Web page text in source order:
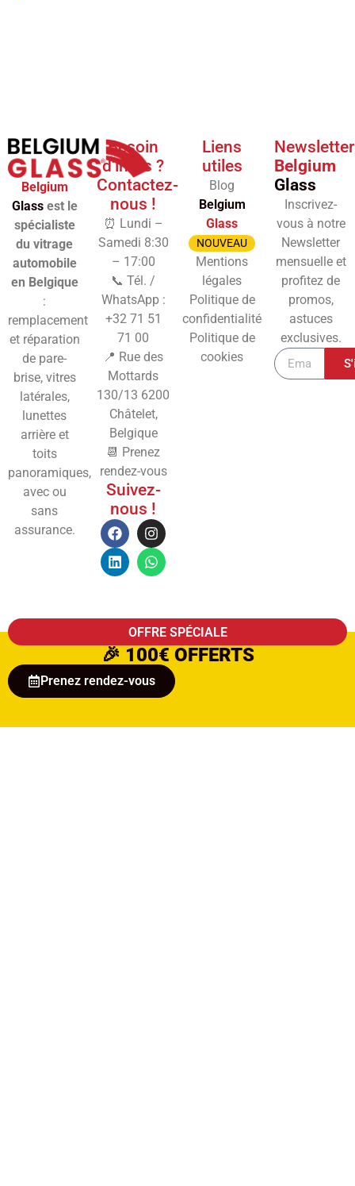
Belgium
Glassest le
spécialiste
du vitrage
automobile
en Belgique
:
remplacement
et réparation
de pare-
brise, vitres
latérales,
lunettes
arrière et
toits
panoramiques,
avec ou
sans
assurance.
Besoin
d'infos ?
Contactez-
nous !
⏰ Lundi –
Samedi 8:30
– 17:00
📞 Tél. /
WhatsApp :
+32 71 51
71 00
📍 Rue des
Mottards
130/13 6200
Châtelet,
Belgique
📆 Prenez
rendez-vous
Suivez-
nous !
Liens
utiles
Blog
Belgium
Glass
NOUVEAU
Mentions
légales
Politique de
confidentialité
Politique de
cookies
Newsletter
Belgium
Glass
Inscrivez-
vous à notre
Newsletter
mensuelle et
profitez de
promos,
astuces
exclusives.
OFFRE SPÉCIALE
🎉 100€ OFFERTS
Prenez rendez-vous